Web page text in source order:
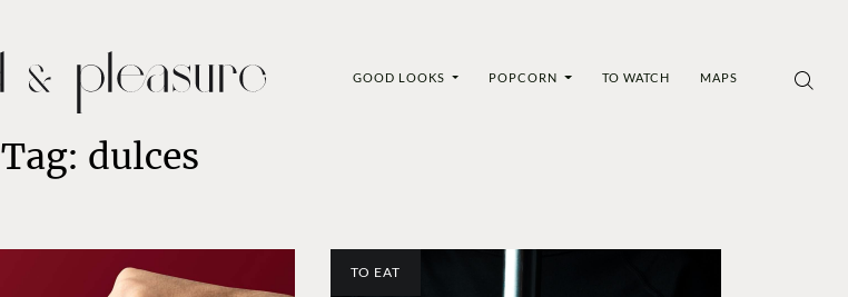
GOOD LOOKS POPCORN TO WATCH MAPS
Tag: dulces
TO EAT